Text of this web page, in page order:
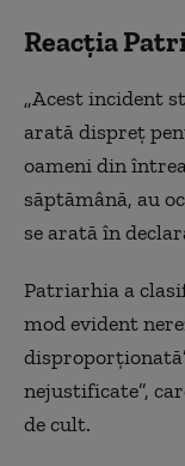
Reacția
„Acest incident
arată dispreţ
oameni din
săptămână, au
se arată în
Patriarhia a
mod evident
nejustificate”,
de cult.